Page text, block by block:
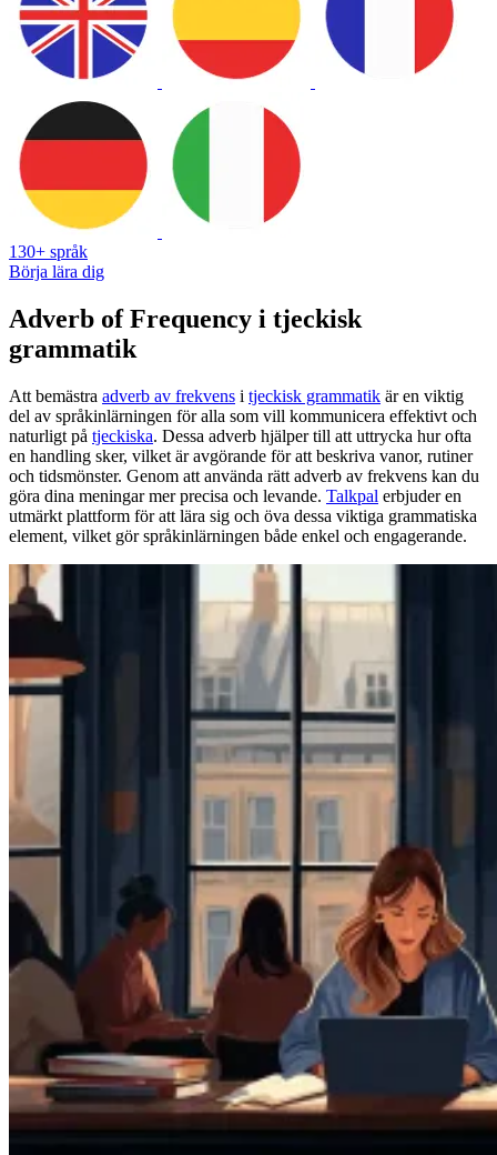
130+ språk
Börja lära dig
Adverb of Frequency i tjeckisk
grammatik
Att bemästra adverb av frekvens i tjeckisk grammatik är en viktig
del av språkinlärningen för alla som vill kommunicera effektivt och
naturligt på tjeckiska. Dessa adverb hjälper till att uttrycka hur ofta
en handling sker, vilket är avgörande för att beskriva vanor, rutiner
och tidsmönster. Genom att använda rätt adverb av frekvens kan du
göra dina meningar mer precisa och levande. Talkpal erbjuder en
utmärkt plattform för att lära sig och öva dessa viktiga grammatiska
element, vilket gör språkinlärningen både enkel och engagerande.